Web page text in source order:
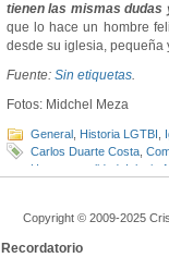
tienen las mismas dudas
que lo hace un hombre
desde su iglesia, pequeña
Fuente: Sin etiquetas.
Fotos: Midchel Meza
General Historia LGTBI
Carlos Duarte Costa
Homosexualidad Iglesia
Copyright © 2009-2025
Recordatorio